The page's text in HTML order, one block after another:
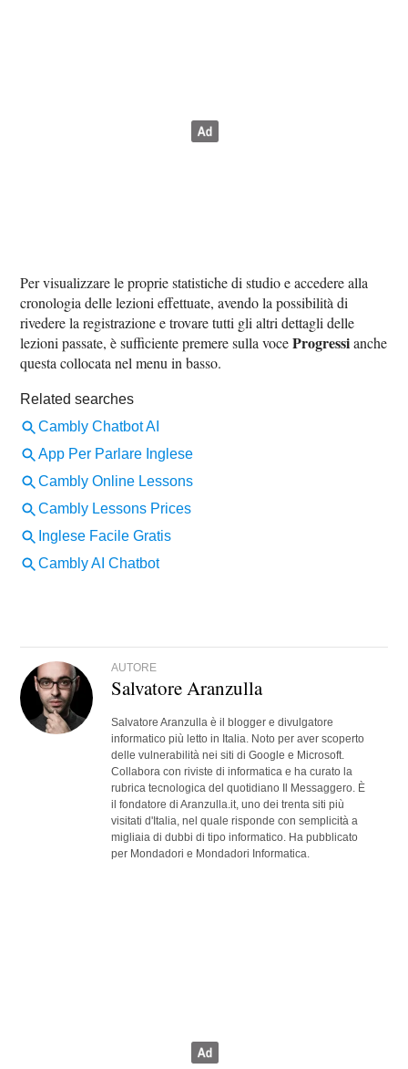
Per visualizzare le proprie statistiche di studio e accedere alla
cronologia delle lezioni effettuate, avendo la possibilità di
rivedere la registrazione e trovare tutti gli altri dettagli delle
lezioni passate, è sufficiente premere sulla voceProgressianche
questa collocata nel menu in basso.
AUTORE
Salvatore Aranzulla
Salvatore Aranzulla è il blogger e divulgatore
informatico più letto in Italia. Noto per aver scoperto
delle vulnerabilità nei siti di Google e Microsoft.
Collabora con riviste di informatica e ha curato la
rubrica tecnologica del quotidiano Il Messaggero. È
il fondatore di Aranzulla.it, uno dei trenta siti più
visitati d'Italia, nel quale risponde con semplicità a
migliaia di dubbi di tipo informatico. Ha pubblicato
per Mondadori e Mondadori Informatica.